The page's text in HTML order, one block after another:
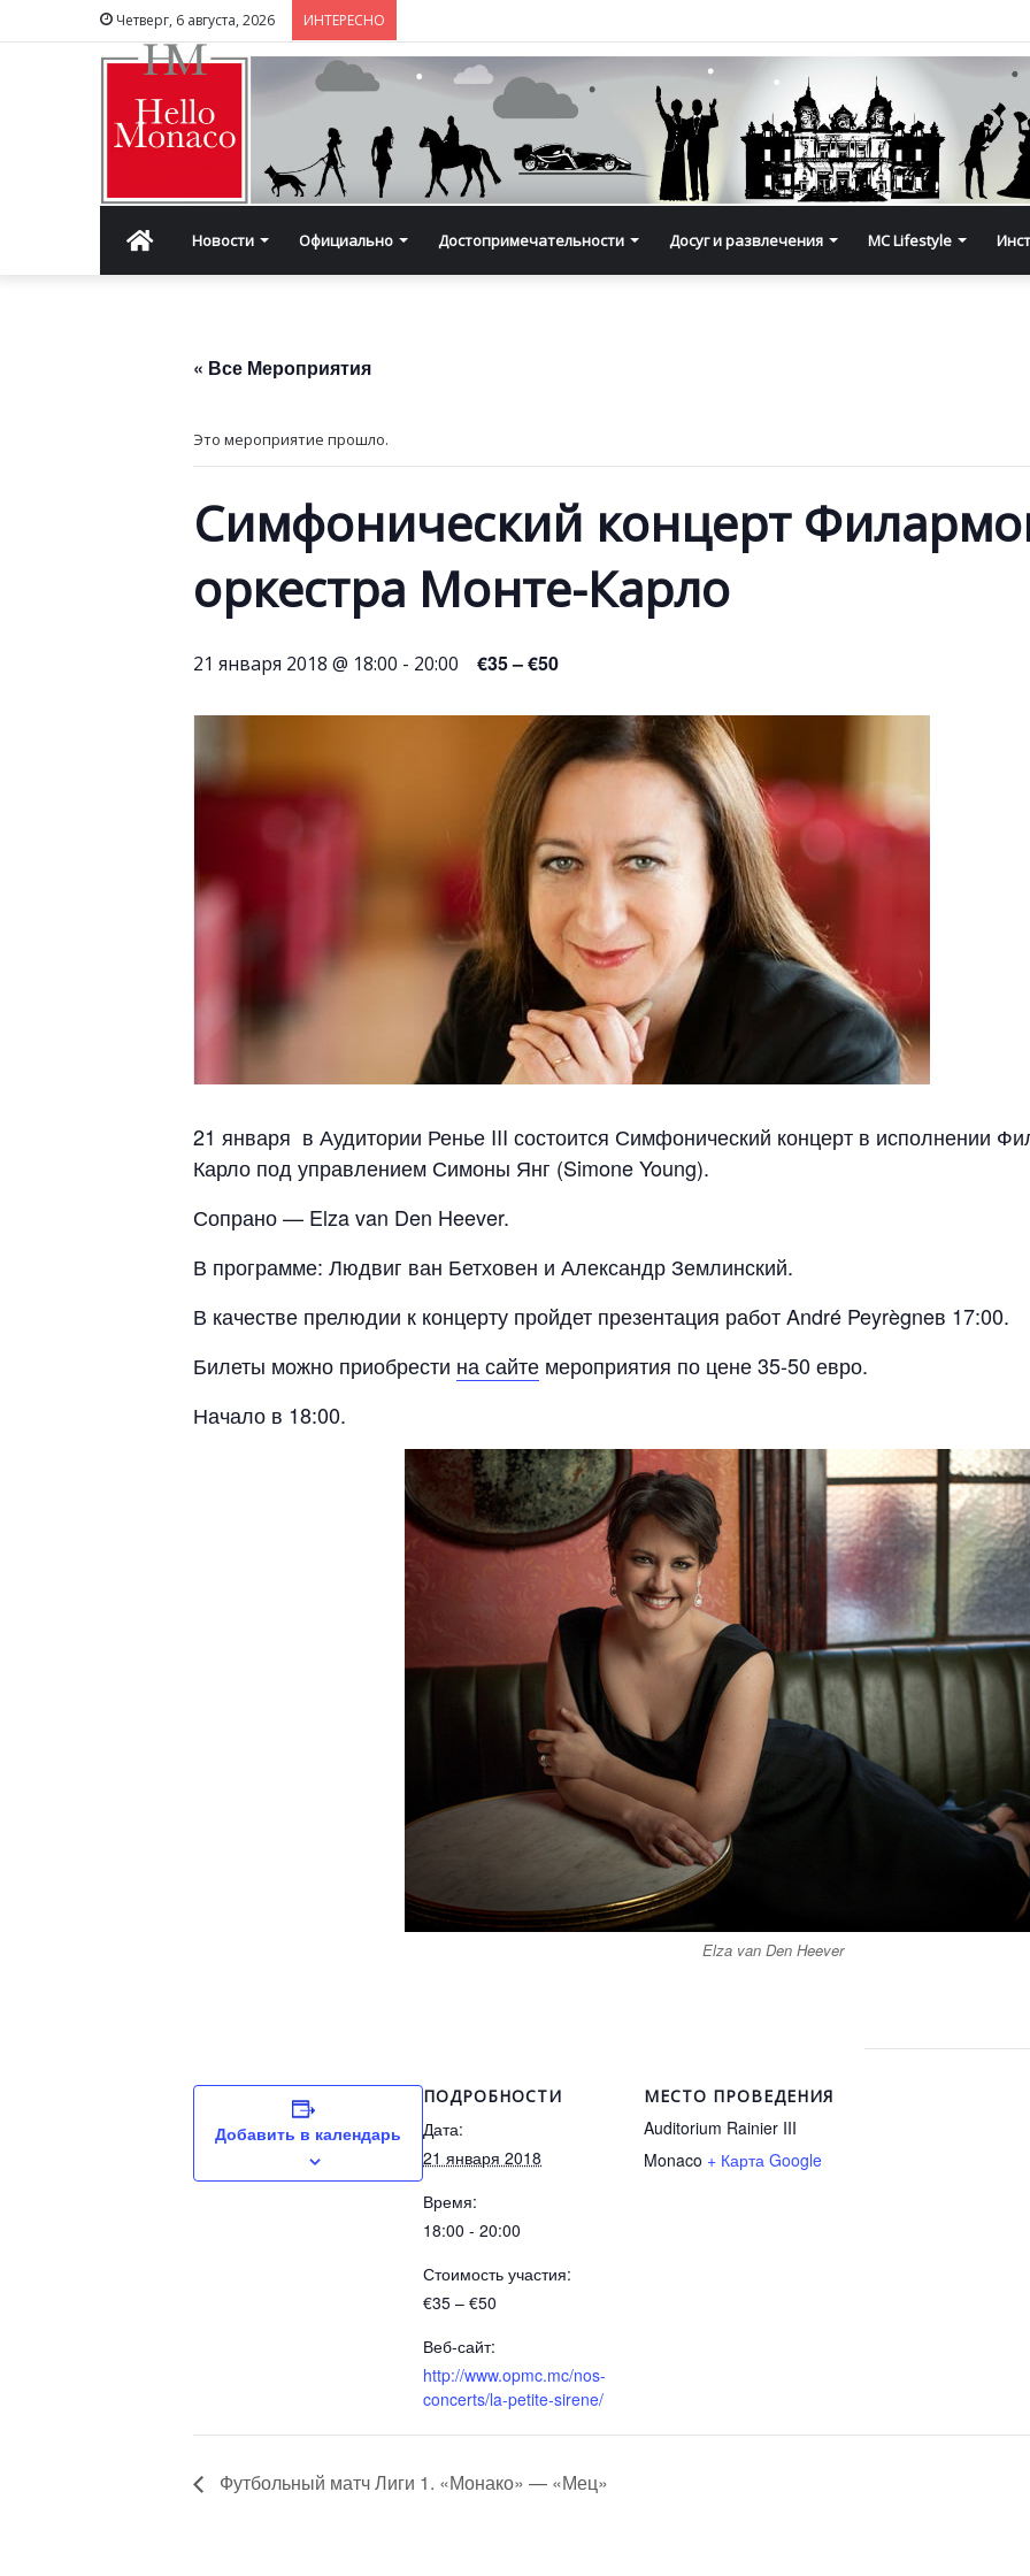
Четверг, 6 августа, 2026 ИНТЕРЕСНО
ГлавнаяНовости Официально Достопримечательности Досуг и развлечения MC Lifestyle
« Все Мероприятия
Это мероприятие прошло.
Симфонический концерт
оркестра Монте-Карло
21 января 2018 @ 18:00 - 20:00 €35 – €50
21 января в Аудитории Ренье III состоится Симфонический концерт в исполнении
Карло под управлением Симоны Янг (Simone Young).
Сопрано — Elza van Den Heever.
В программе: Людвиг ван Бетховен и Александр Землинский.
В качестве прелюдии к концерту пройдет презентация работ André Peyrègneв 17:00.
Билеты можно приобрести на сайте мероприятия по цене 35-50 евро.
Начало в 18:00.
Elza van Den Heever
Добавить в календарь
ПОДРОБНОСТИ
Дата:
21 января 2018
Время:
18:00 - 20:00
Стоимость участия:
€35 – €50
Веб-сайт:
http://www.opmc.mc/nos-
concerts/la-petite-sirene/
МЕСТО ПРОВЕДЕНИЯ
Auditorium Rainier III
Monaco + Карта Google
Футбольный матч Лиги 1. «Монако» — «Мец»